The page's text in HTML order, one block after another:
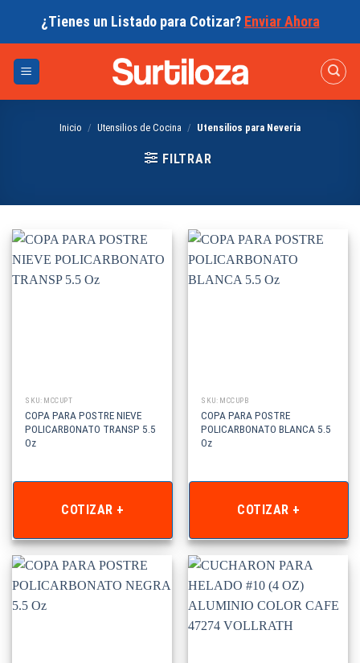
¿Tienes un Listado para Cotizar? Enviar Ahora
Inicio / Utensilios de Cocina / Utensilios para Neveria
FILTRAR
SKU: MCCUPT
COPA PARA POSTRE NIEVE
POLICARBONATO TRANSP 5.5
Oz
COTIZAR +
SKU: MCCUPB
COPA PARA POSTRE
POLICARBONATO BLANCA 5.5
Oz
COTIZAR +